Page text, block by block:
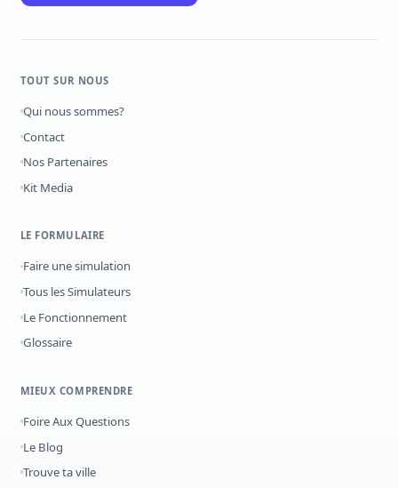
TOUT SUR NOUS
Qui nous sommes?
Contact
Nos Partenaires
Kit Media
LE FORMULAIRE
Faire une simulation
Tous les Simulateurs
Le Fonctionnement
Glossaire
MIEUX COMPRENDRE
Foire Aux Questions
Le Blog
Trouve ta ville